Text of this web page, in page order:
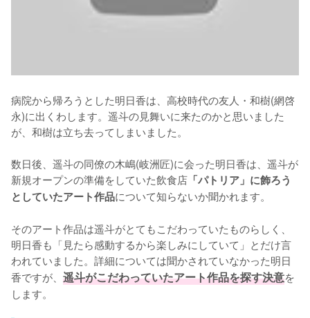
病院から帰ろうとした明日香は、高校時代の友人・和樹(網啓
永)に出くわします。遥斗の見舞いに来たのかと思いました
が、和樹は立ち去ってしまいました。
数日後、遥斗の同僚の木嶋(岐洲匠)に会った明日香は、遥斗が
新規オープンの準備をしていた飲食店 「パトリア」に飾ろう
としていたアート作品について知らないか聞かれます。
そのアート作品は遥斗がとてもこだわっていたものらしく、
明日香も「見たら感動するから楽しみにしていて」とだけ言
われていました。詳細については聞かされていなかった明日
香ですが、 遥斗がこだわっていたアート作品を探す決意を
します。